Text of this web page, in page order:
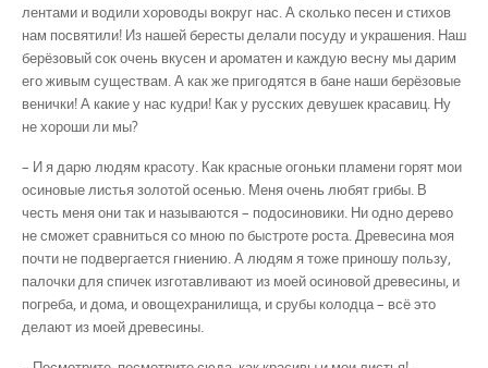
лентами и водили хороводы вокруг нас. А сколько пе­сен и стихов
нам посвятили! Из нашей бересты делали посуду и украшения. Наш
берёзовый сок очень вкусен и ароматен и каждую весну мы дарим
его живым существам. А как же при­годятся в бане наши берёзовые
венички! А какие у нас кудри! Как у русских девушек красавиц. Ну
не хороши ли мы?
– И я дарю людям красоту. Как красные огоньки пламени горят мои
осиновые листья золотой осенью. Меня очень любят грибы. В
честь меня они так и называются – подосино­вики. Ни одно дерево
не сможет сравниться со мною по быстроте роста. Древесина моя
почти не подвергается гниению. А людям я тоже приношу пользу,
палочки для спичек изго­тавливают из моей осиновой древесины, и
погреба, и дома, и овощехранилища, и срубы ко­лодца – всё это
делают из моей древесины.